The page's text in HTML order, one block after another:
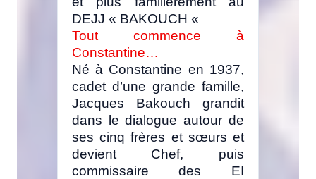
DEJJ « BAKOUCH «
Tout commence à
Constantine…
Né à Constantine en 1937,
cadet d’une grande famille,
Jacques Bakouch grandit
dans le dialogue autour de
ses cinq frères et sœurs et
devient Chef, puis
commissaire des EI